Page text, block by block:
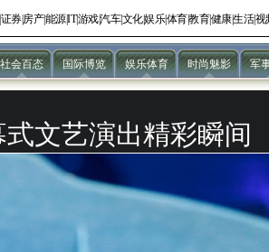
证券|房产|能源|IT|游戏|汽车|文化|娱乐|体育|教育|健康|生活|视
社会百态 国际博览 娱乐体育 时尚魅影 军
文艺演出精彩瞬间